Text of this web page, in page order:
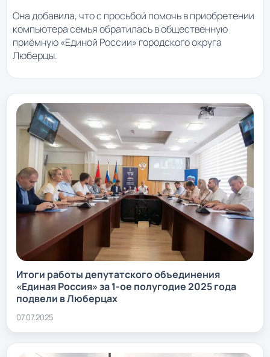
Она добавила, что с просьбой помочь в приобретении
компьютера семья обратилась в общественную
приёмную «Единой России» городского округа
Люберцы.
Итоги работы депутатского объединения
«Единая Россия» за 1-ое полугодие 2025 года
подвели в Люберцах
07.07.2025